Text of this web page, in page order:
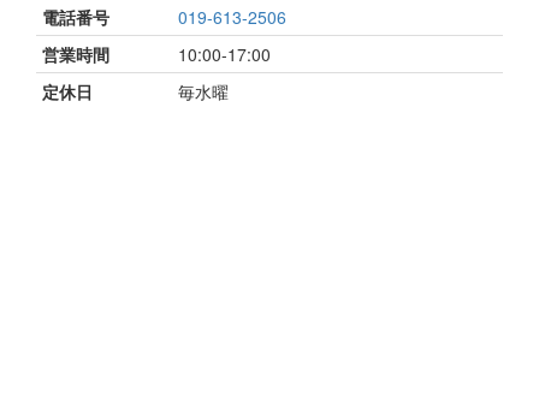
電話番号
019-613-2506
営業時間
10:00-17:00
定休日
毎水曜